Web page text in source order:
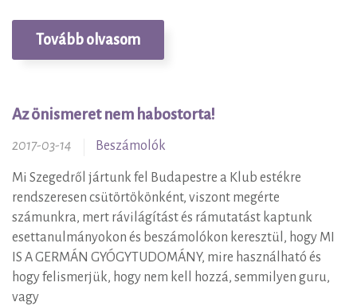
Tovább olvasom
Az önismeret nem habostorta!
2017-03-14 Beszámolók
Mi Szegedről jártunk fel Budapestre a Klub estékre
rendszeresen csütörtökönként, viszont megérte
számunkra, mert rávilágítást és rámutatást kaptunk
esettanulmányokon és beszámolókon keresztül, hogy MI
IS A GERMÁN GYÓGYTUDOMÁNY, mire használható és
hogy felismerjük, hogy nem kell hozzá, semmilyen guru,
vagy